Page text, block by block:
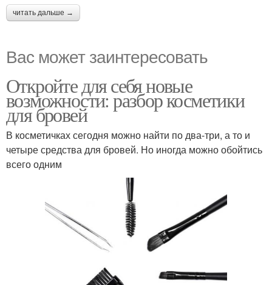
читать дальше →
Вас может заинтересовать
Откройте для себя новые
возможности: разбор косметики
для бровей
В косметичках сегодня можно найти по два-три, а то и
четыре средства для бровей. Но иногда можно обойтись
всего одним